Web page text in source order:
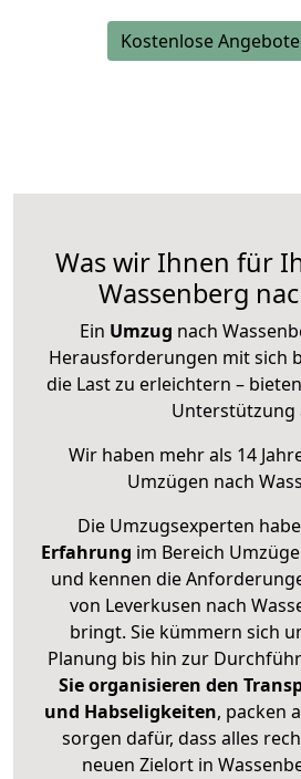
Kostenlose
Was wir Ihnen für
Wassenberg
Ein Umzug nach
Herausforderungen mit sich
die Last zu erleichtern –
Unterstützung
Wir haben mehr als 14
Umzügen nach
Die Umzugsexperten
Erfahrung im Bereich
und kennen die
von Leverkusen nach
bringt. Sie kümmern sich
Planung bis hin zur
Sie organisieren den
und Habseligkeiten, packen
sorgen dafür, dass alles
neuen Zielort in